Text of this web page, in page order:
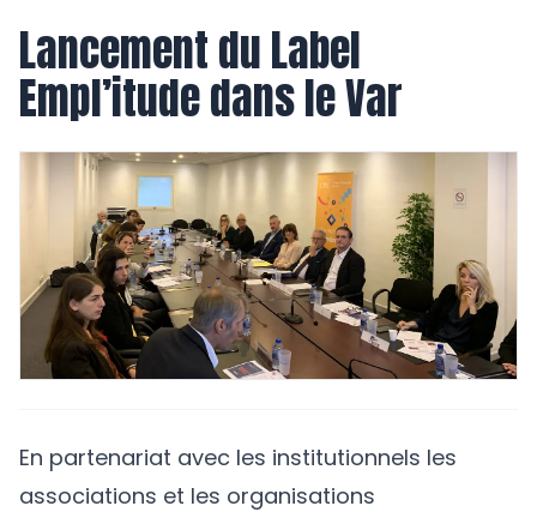
Lancement du Label
Empl’itude dans le Var
En partenariat avec les institutionnels les
associations et les organisations